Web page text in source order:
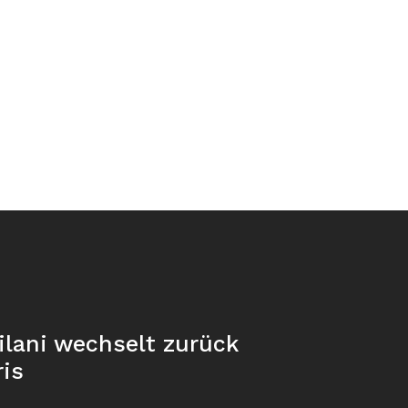
wechselt zurück